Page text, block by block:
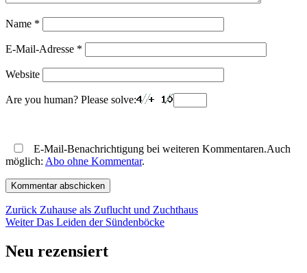
Name *
E-Mail-Adresse *
Website
Are you human? Please solve:
E-Mail-Benachrichtigung bei weiteren Kommentaren.Auch
möglich: Abo ohne Kommentar.
Beitragsnavigation
Zurück Vorheriger
Beitrag:
Zuhause als Zuflucht und Zuchthaus
Weiter Nächster
Das Leiden der Sündenböcke
Neu rezensiert